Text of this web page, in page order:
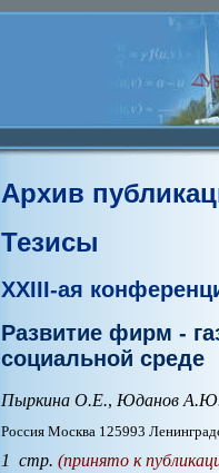
Архив
Тезисы
XXIII-ая
Развитие фирм -
социальной среде
Пыркина О.Е., Юданов
Россия Москва 125993
1 стр. (принято к